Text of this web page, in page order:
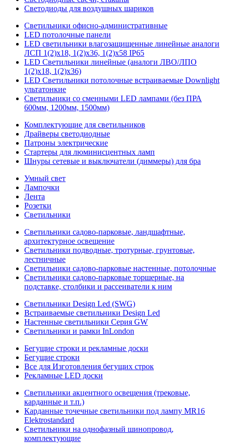
Светодиоды для воздушных шариков
Светильники офисно-административные
LED потолочные панели
LED светильники влагозащищенные линейные аналоги
ЛСП 1(2)х18, 1(2)х36, 1(2)х58 IP65
LED Светильники линейные (аналоги ЛВО/ЛПО
1(2)х18, 1(2)х36)
LED Светильники потолочные встраиваемые Downlight
ультатонкие
Светильники со сменными LED лампами (без ПРА
600мм, 1200мм, 1500мм)
Комплектующие для светильников
Драйверы светодиодные
Патроны электрические
Стартеры для люминисцентных ламп
Шнуры сетевые и выключатели (диммеры) для бра
Умный свет
Лампочки
Лента
Розетки
Светильники
Светильники садово-парковые, ландшафтные,
архитектурное освещение
Светильники подводные, тротурные, грунтовые,
лестничные
Светильники садово-парковые настенные, потолочные
Светильники садово-парковые торшерные, на
подставке, столбики и рассеиватели к ним
Светильники Design Led (SWG)
Встраиваемые светильники Design Led
Настенные светильники Серия GW
Светильники и рамки InLondon
Бегущие строки и рекламные доски
Бегущие строки
Все для Изготовления бегущих строк
Рекламные LED доски
Светильники акцентного освещения (трековые,
карданные и т.п.)
Карданные точечные светильники под лампу MR16
Elektrostandard
Светильники на однофазный шинопровод,
комплектующие